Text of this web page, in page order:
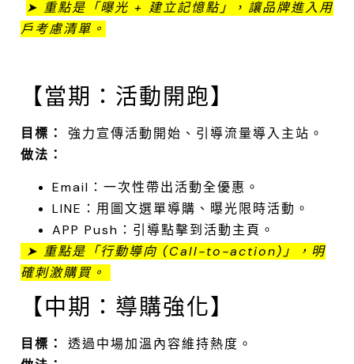
➤ 重點是「曝光 + 建立記憶點」
， 讓品牌進入用
戶考慮清單。
【當期：活動開跑】
目標：
強力宣傳活動開始、引導流量導入主站。
做法：
Email：一次性帶出活動全優惠。
LINE：用圖文選單導購、曝光限時活動。
APP Push：引導點擊到活動主頁。
➤ 重點是「行動導向 (Call-to-action) 」
，明
確刺激購買。
【中期：導購強化】
目標：
透過中場加溫內容維持熱度。